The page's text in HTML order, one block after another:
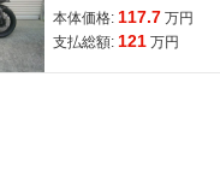
本体価格: 117.7 万円
支払総額: 121 万円